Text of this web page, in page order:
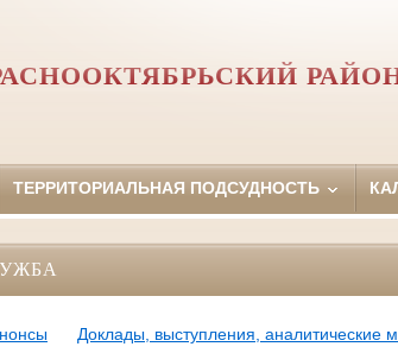
ТЕРРИТОРИАЛЬНАЯ ПОДСУДНОСТЬ
Доклады, выступления, аналитические